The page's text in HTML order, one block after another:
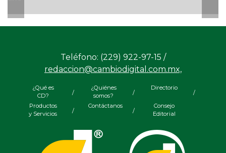
Teléfono: (229) 922-97-15 /
redaccion@cambiodigital.com.mx,
¿Qué es
CD?
/
¿Quiénes
somos?
/
Directorio
/
Productos
y Servicios
/
Contáctanos
/
Consejo
Editorial